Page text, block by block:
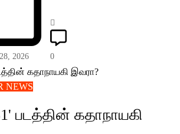
2026 0
NEWS
படத்தின் கதாநாயகி